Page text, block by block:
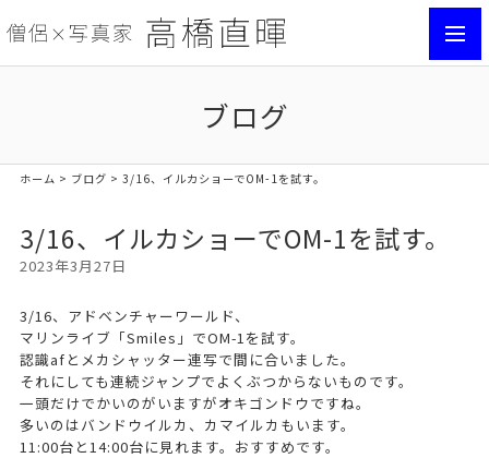
ブログ
ホーム > ブログ > 3/16、イルカショーでOM-1を試す。
3/16、イルカショーでOM-1を試す。
2023年3月27日
3/16、アドベンチャーワールド、
マリンライブ「Smiles」でOM-1を試す。
認識afとメカシャッター連写で間に合いました。
それにしても連続ジャンプでよくぶつからないものです。
一頭だけでかいのがいますがオキゴンドウですね。
多いのはバンドウイルカ、カマイルカもいます。
11:00台と14:00台に見れます。おすすめです。